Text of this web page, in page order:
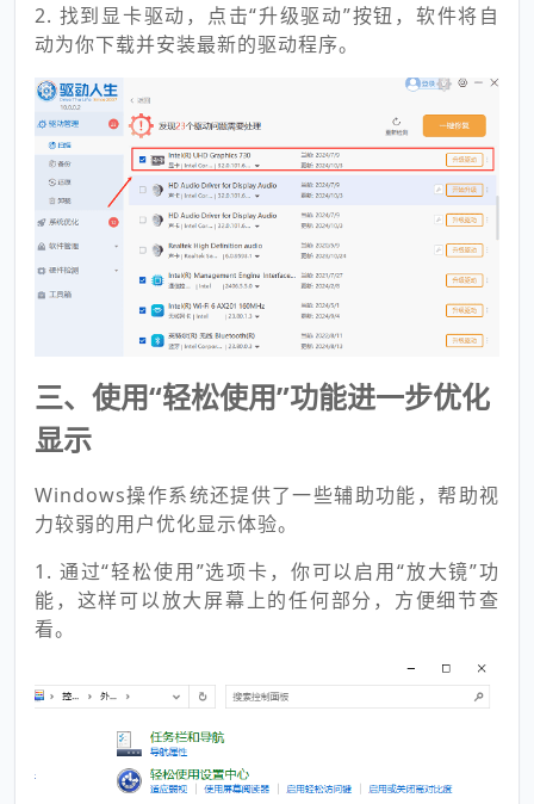
2. 找到显卡驱动，点击“升级驱动”按钮，软件将自
动为你下载并安装最新的驱动程序。
三、使用“轻松使用”功能进一步优化
显示
Windows操作系统还提供了一些辅助功能，帮助视
力较弱的用户优化显示体验。
1. 通过“轻松使用”选项卡，你可以启用“放大镜”功
能，这样可以放大屏幕上的任何部分，方便细节查
看。